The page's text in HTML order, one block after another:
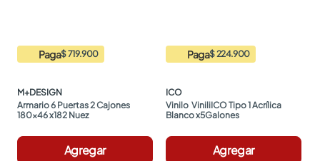
Paga$ 719.900
M+DESIGN
Armario 6 Puertas 2 Cajones
180x46 x182 Nuez
Agregar
Paga$ 224.900
ICO
Vinilo  ViniliICO Tipo 1 Acrílica
Blanco x5Galones
Agregar